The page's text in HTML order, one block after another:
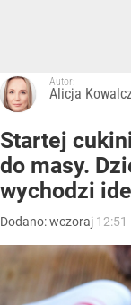
Autor:
Alicja
Startej
do masy.
wychodzi
Dodano:wczoraj 12:51